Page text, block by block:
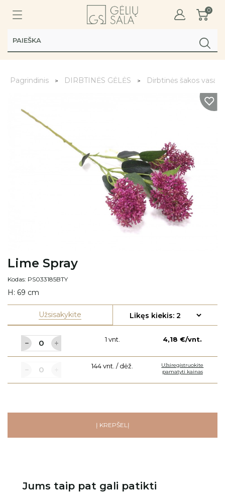
0
Pagrindinis DIRBTINĖS GĖLĖS Dirbtinės šakos
Lime Spray
Kodas: PS033185BTY
H: 69 cm
Užsisakykite
1 vnt. 4,18 €/vnt.
144 vnt. / dėž.
Užsiregistruokite
pamatyti kainas
Į KREPŠELĮ
Jums taip pat gali patikti